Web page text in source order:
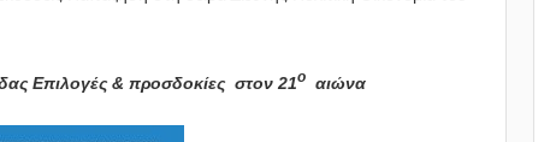
Επιλογές & προσδοκίες στον 21οαιώνα